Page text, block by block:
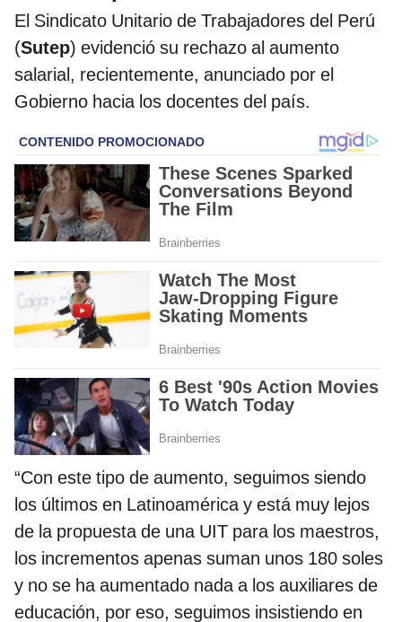
El Sindicato Unitario de Trabajadores del Perú
(Sutep) evidenció su rechazo al aumento
salarial, recientemente, anunciado por el
Gobierno hacia los docentes del país.
“Con este tipo de aumento, seguimos siendo
los últimos en Latinoamérica y está muy lejos
de la propuesta de una UIT para los maestros,
los incrementos apenas suman unos 180 soles
y no se ha aumentado nada a los auxiliares de
educación, por eso, seguimos insistiendo en